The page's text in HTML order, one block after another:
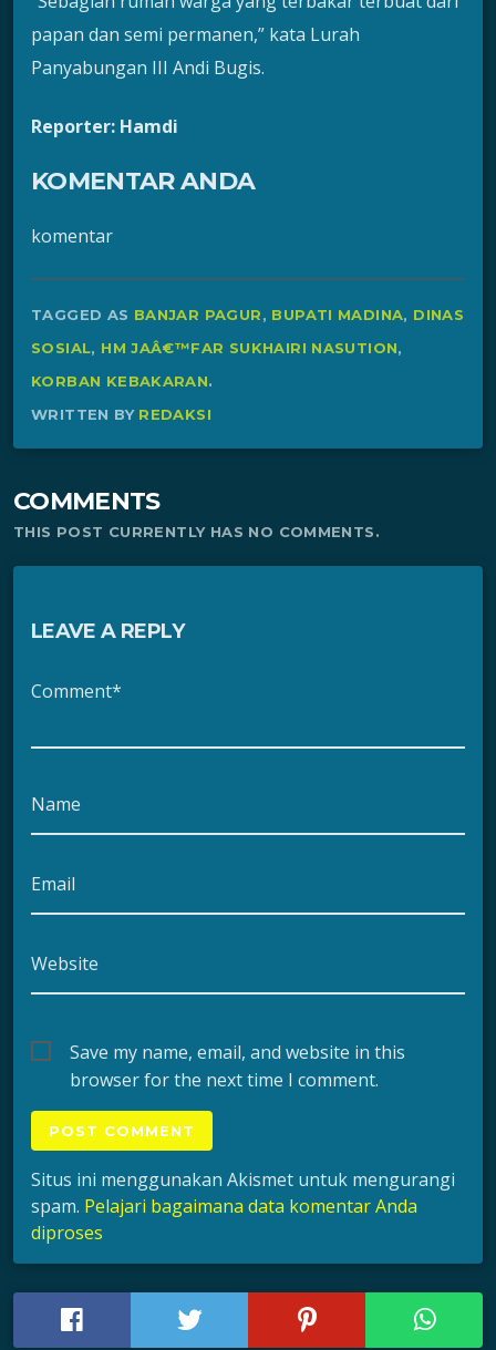
papan dan semi permanen,” kata Lurah
Panyabungan III Andi Bugis.
Reporter: Hamdi
KOMENTAR ANDA
komentar
TAGGED AS BANJAR PAGUR, BUPATI MADINA, DINAS
SOSIAL, HM JAÂ€™FAR SUKHAIRI NASUTION,
KORBAN KEBAKARAN.
WRITTEN BY REDAKSI
COMMENTS
THIS POST CURRENTLY HAS NO COMMENTS.
LEAVE A REPLY
Comment*
Name
Email
Website
Save my name, email, and website in this
browser for the next time I comment.
Situs ini menggunakan Akismet untuk mengurangi
spam. Pelajari bagaimana data komentar Anda
diproses